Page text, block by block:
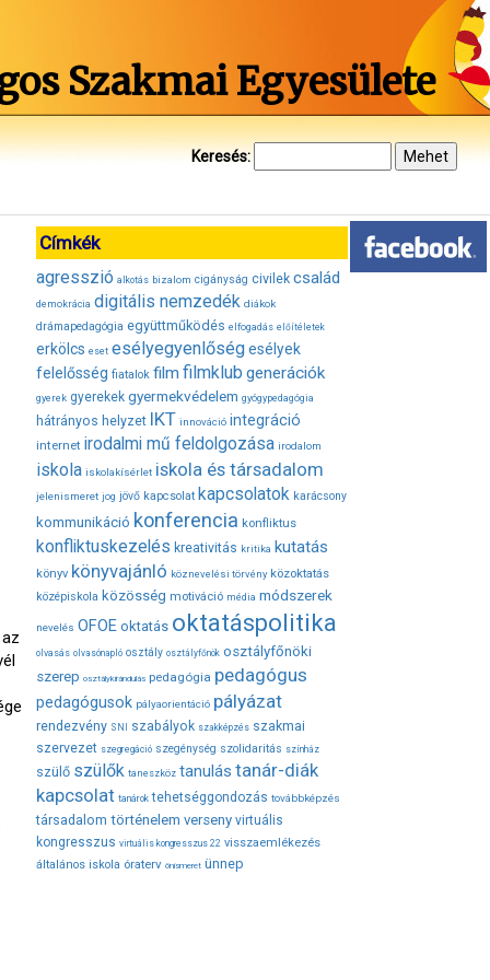
Szakmai Egyesülete
Keresés:
Címkék
agresszió alkotás bizalom cigányság civilek család
demokrácia digitális nemzedék diákok
drámapedagógia együttműködés elfogadás előítéletek
erkölcs eset esélyegyenlőségesélyek
felelősség fiatalok film filmklub generációk
gyerek gyerekek gyermekvédelem gyógypedagógia
hátrányos helyzet IKT innováció integráció
internet irodalmi mű feldolgozása irodalom
iskola iskolakísérlet iskola és társadalom
jelenismeret jog jövő kapcsolat kapcsolatok karácsony
kommunikáció konferencia konfliktus
konfliktuskezelés kreativitás kritika kutatás
könyv könyvajánló köznevelési törvény közoktatás
középiskola közösség motiváció média módszerek
nevelés OFOE oktatás oktatáspolitika
olvasás olvasónapló osztály osztályfőnök osztályfőnöki
szerep osztálykirándulás pedagógia pedagógus
pedagógusok pályaorientáció pályázat
rendezvény SNI szabályok szakképzés szakmai
szervezet szegregáció szegénység szolidaritás színház
szülő szülők taneszköz tanulás tanár-diák
kapcsolat tanárok tehetséggondozás továbbképzés
társadalom történelem verseny virtuális
kongresszus virtuális kongresszus 22 visszaemlékezés
általános iskola óraterv önismeret ünnep